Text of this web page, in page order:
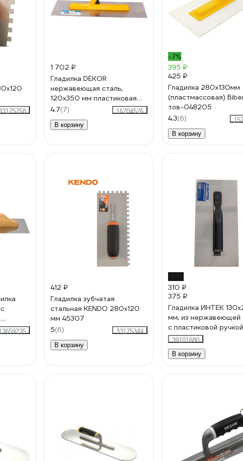
1 702 ₽
Гладилка DEKOR
нержавеющая сталь,
120х350 мм пластиковая
ручка 094
4.7(7)
16204526
В корзину
-7%
395 ₽
425 ₽
Гладилка 280х130мм
(пластмассовая)
тов-048205
4.3(6)
В корзину
412 ₽
Гладилка зубчатая
стальная KENDO 280x120
мм 45307
5(6)
33175344
В корзину
310 ₽
375 ₽
Гладилка ИНТЕК
мм, из нержавеющей
с пластиковой ручкой
10104-270
39101680
В корзину